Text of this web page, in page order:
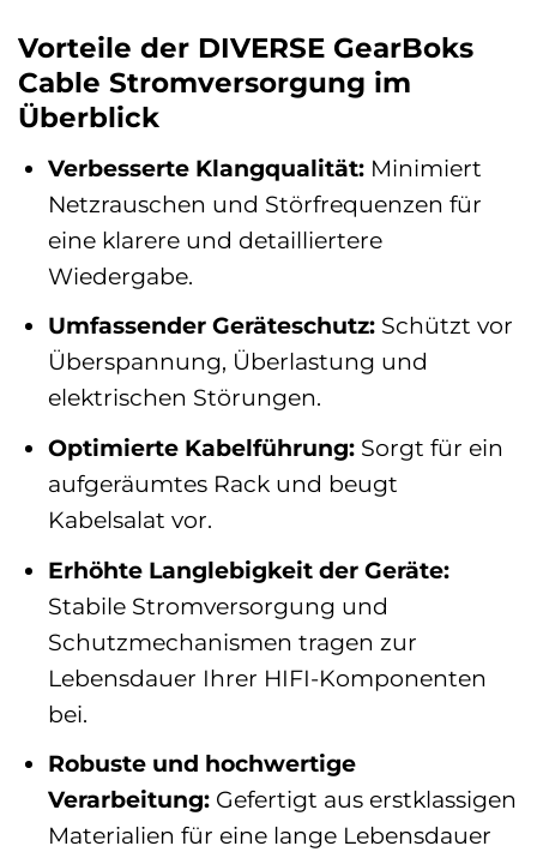
Vorteile der DIVERSE GearBoks
Cable Stromversorgung im
Überblick
Verbesserte Klangqualität:Minimiert
Netzrauschen und Störfrequenzen für
eine klarere und detailliertere
Wiedergabe.
Umfassender Geräteschutz:Schützt vor
Überspannung, Überlastung und
elektrischen Störungen.
Optimierte Kabelführung:Sorgt für ein
aufgeräumtes Rack und beugt
Kabelsalat vor.
Erhöhte Langlebigkeit der Geräte:
Stabile Stromversorgung und
Schutzmechanismen tragen zur
Lebensdauer Ihrer HIFI-Komponenten
bei.
Robuste und hochwertige
Verarbeitung:Gefertigt aus erstklassigen
Materialien für eine lange Lebensdauer